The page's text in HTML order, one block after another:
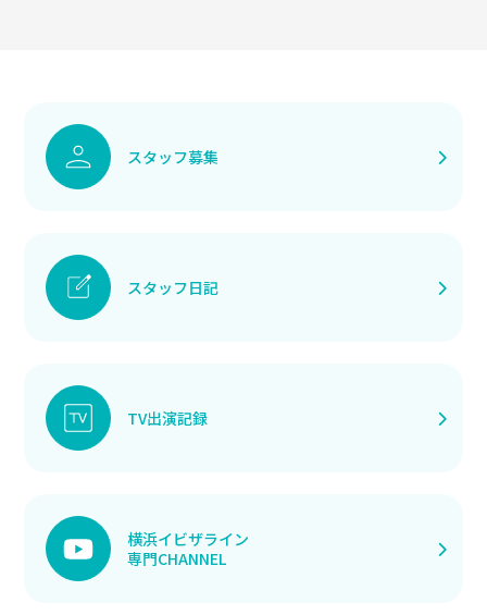
スタッフ募集
スタッフ日記
TV出演記録
横浜イビザライン
専門CHANNEL